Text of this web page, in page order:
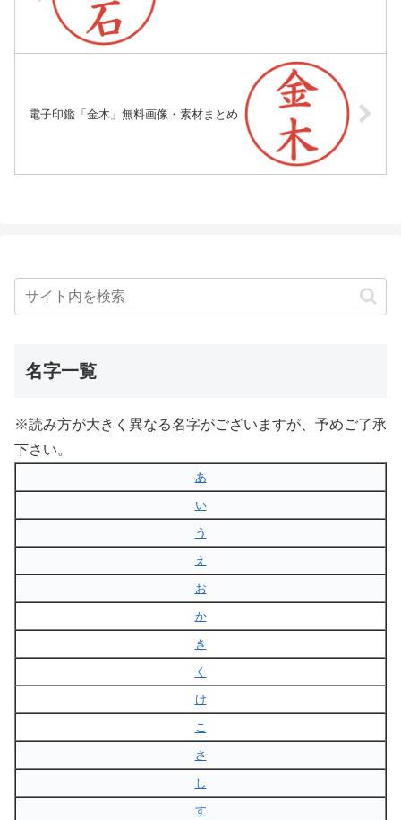
電子印鑑「金木」無料画像・素材まとめ
名字一覧
※読み方が大きく異なる名字がございますが、予めご了承
下さい。
あ
い
う
え
お
か
き
く
け
こ
さ
し
す